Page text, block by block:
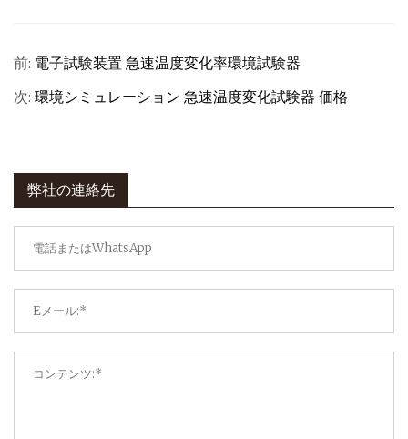
前: 電子試験装置 急速温度変化率環境試験器
次: 環境シミュレーション 急速温度変化試験器 価格
弊社の連絡先